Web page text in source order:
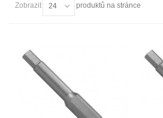
Zobrazit 24 produktů na stránce